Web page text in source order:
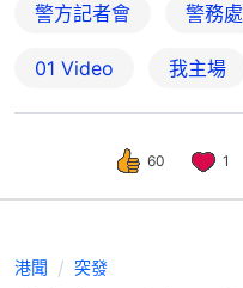
警方記者會 警務處
01 Video 我主場
60 1
港聞 突發